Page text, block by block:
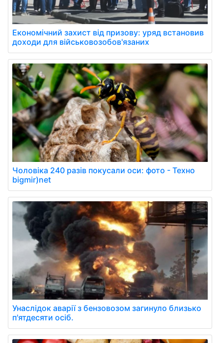
Економічний захист від призову: уряд встановив
доходи для військовозобов'язаних
Чоловіка 240 разів покусали оси: фото - Техно
bigmir)net
Унаслідок аварії з бензовозом загинуло близько
п'ятдесяти осіб.